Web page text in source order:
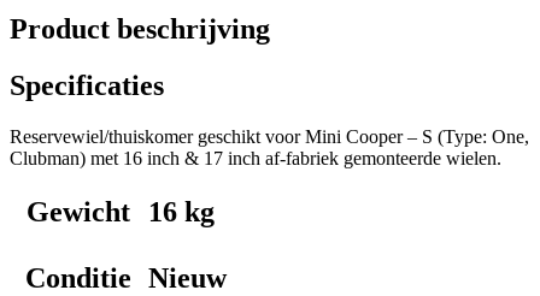
Product beschrijving
Specificaties
Reservewiel/thuiskomer geschikt voor Mini Cooper – S (Type: One,
Clubman) met 16 inch & 17 inch af-fabriek gemonteerde wielen.
Gewicht 16 kg
Conditie Nieuw